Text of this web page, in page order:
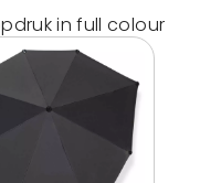
in full colour